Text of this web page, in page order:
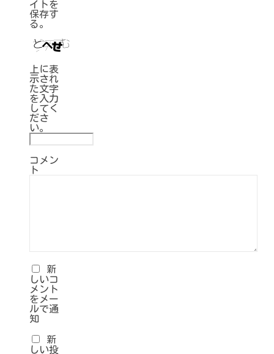
イトを
保存す
る。
上に表
示され
た文字
を入力
してく
ださ
い。
コメン
ト
新
しいコ
メント
をメー
ルで通
知
新
しい投